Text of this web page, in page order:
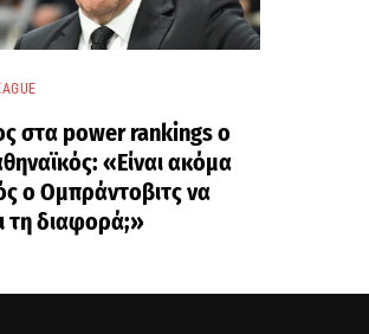
στα power rankings ο
«Είναι ακόμα
ο Ομπράντοβιτς να
τη διαφορά;»